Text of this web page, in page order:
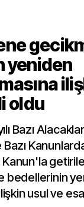
yeniden
oldu
Bazı
Bazı
Kanun'la
bedellerinin
usul ve